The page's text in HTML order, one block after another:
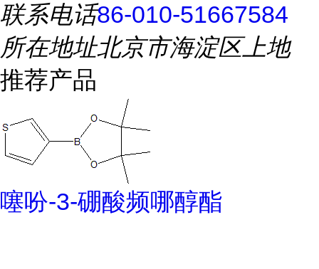
联系电话86-010-51667584
所在地址北京市海淀区上地
推荐产品
噻吩-3-硼酸频哪醇酯